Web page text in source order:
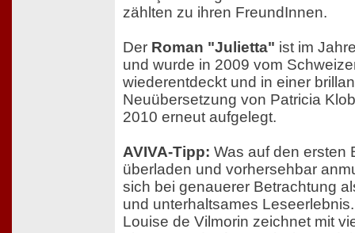
zählten zu ihren FreundInnen.
Der Roman "Julietta" ist im
und wurde in 2009 vom
wiederentdeckt und in einer
Neuübersetzung von Patricia
2010 erneut aufgelegt.
AVIVA-Tipp: Was auf den ersten
überladen und vorhersehbar
sich bei genauerer Betrachtung
und unterhaltsames
Louise de Vilmorin zeichnet mit